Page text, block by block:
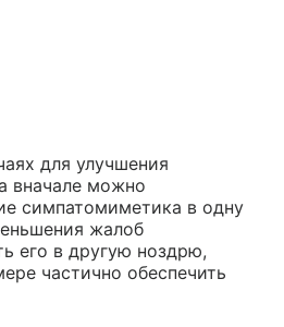
для улучшения
вначале можно
симпатомиметика в одну
жалоб
его в другую ноздрю,
частично обеспечить